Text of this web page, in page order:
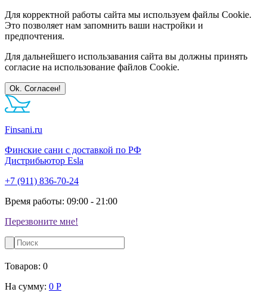
Для корректной работы сайта мы используем файлы Cookie.
Это позволяет нам запомнить ваши настройки и
предпочтения.
Для дальнейшего использавания сайта вы должны принять
согласие на использование файлов Cookie.
Ok. Согласен!
Finsani.ru
Финские сани с доставкой по РФ
Дистрибьютор Esla
+7 (911) 836-70-24
Время работы: 09:00 - 21:00
Перезвоните мне!
Товаров: 0
На сумму: 0 Р